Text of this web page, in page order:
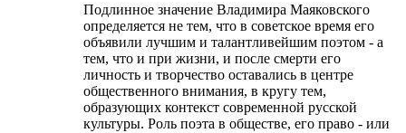
Подлинное значение Владимира Маяковского
определяется не тем, что в советское время его
объявили лучшим и талантливейшим поэтом - а
тем, что и при жизни, и после смерти его
личность и творчество оставались в центре
общественного внимания, в кругу тем,
образующих контекст современной русской
культуры. Роль поэта в обществе, его право - или